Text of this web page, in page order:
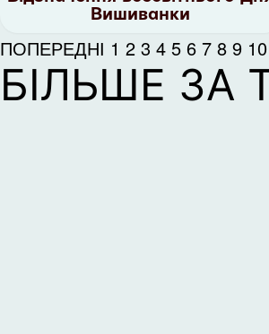
Вишиванки
ПОПЕРЕДНІ 1 2 3 4 5 6 7 8 9 10
БІЛЬШЕ ЗА